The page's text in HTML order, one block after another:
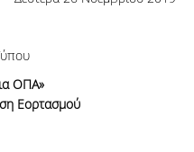
ΟΠΑ»
Εορτασμού